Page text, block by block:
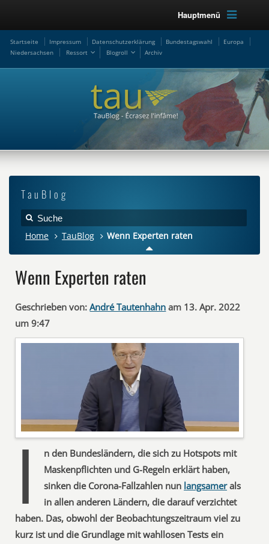
Hauptmenü
Startseite Impressum Datenschutzerklärung Bundestagswahl
Europa
Niedersachsen
Ressort Blogroll Archiv
TauBlog
Home TauBlog Wenn Experten raten
Wenn Experten raten
Geschrieben von: André Tautenhahn am 13. Apr. 2022
um 9:47
I
n den Bundesländern, die sich zu Hotspots mit
Maskenpflichten und G-Regeln erklärt haben,
sinken die Corona-Fallzahlen nun langsamerals
in allen anderen Ländern, die darauf verzichtet
haben. Das, obwohl der Beobachtungszeitraum viel zu
kurz ist und die Grundlage mit wahllosen Tests ein